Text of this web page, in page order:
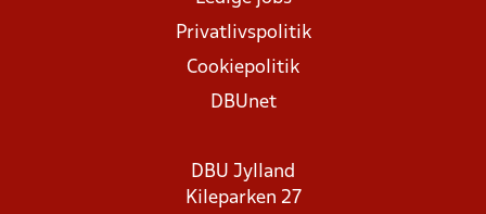
Privatlivspolitik
Cookiepolitik
DBUnet
DBU Jylland
Kileparken 27